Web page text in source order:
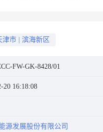
津市 滨海新区
FW-GK-8428/01
20 16:18:08
源发展股份有限公司